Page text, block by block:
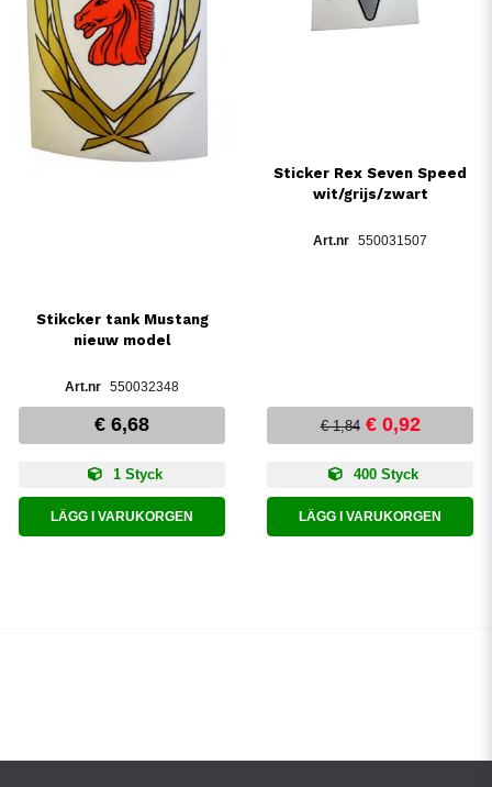
Stikcker tank Mustang
nieuw model
550032348
€ 6,68
1 Styck
LÄGG I VARUKORGEN
Sticker Rex Seven Speed
wit/grijs/zwart
550031507
€ 1,84 € 0,92
400 Styck
LÄGG I VARUKORGEN